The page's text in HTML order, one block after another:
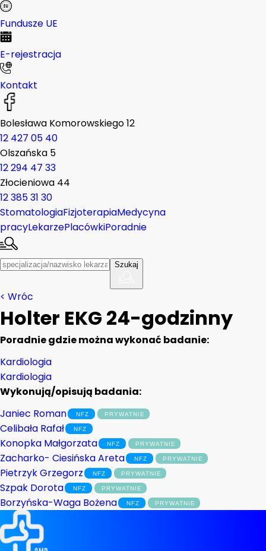
Fundusze UE
E-rejestracja
Kontakt
Bolesława Komorowskiego 12
12 427 05 40
Olszańska 5
12 294 47 33
Złocieniowa 44
12 385 31 30
StomatologiaFizjoterapiaMedycyna
pracyLekarzePlacówkiPoradnie
Szukaj
< Wróc
Holter EKG 24-godzinny
Poradnie gdzie można wykonać badanie:
Kardiologia
Kardiologia
Wykonują/opisują badania:
Janiec Roman
Celibała Rafał
Konopka Małgorzata
Zacharko- Ciesińska Areta
Pietrzyk Grzegorz
Szpak Dorota
Borzyńska-Waga Bożena